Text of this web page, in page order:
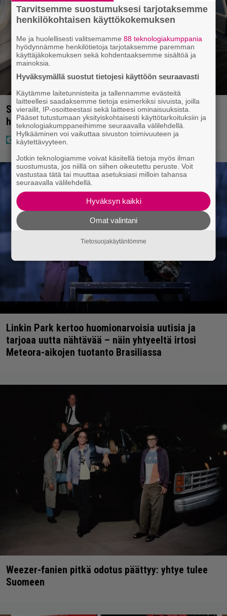
Sampo Kaulanen sai oudon tulehduksen – makaa
hoitolaitteessa nytkähdellen
Linkin Park kertoo huomionarvoisia uutisia ja
tarjoaa uutta nähtävää – näin yhtyeeltä irtosi
Meteora-aikojen tuotanto Brasiliassa
Weezer-fanien pitkä odotus päättyy: yhtye tulee
Suomeen
Tarvitsemme suostumuksesi tarjotaksemme
henkilökohtaisen käyttökokemuksen
Me ja huolellisesti valitsemamme88 teknologiakumppania
hyödynnämme henkilötietoja tarjotaksemme paremman
käyttäjäkokemuksen sekä kohdentaaksemme sisältöä ja
mainoksia.
Hyväksymällä suostut tietojesi käyttöön seuraavasti
Käytämme laitetunnisteita ja tallennamme evästeitä
laitteellesi saadaksemme tietoja esimerkiksi sivuista, joilla
vierailit, IP-osoitteestasi sekä laitteesi ominaisuuksista.
Pääset tutustumaan yksityiskohtaisesti käyttötarkoituksiin ja
teknologiakumppaneihimme seuraavalla välilehdellä.
Hylkääminen voi vaikuttaa sivuston toimivuuteen ja
käytettävyyteen.
Jotkin teknologiamme voivat käsitellä tietoja myös ilman
suostumusta, jos niillä on siihen oikeutettu peruste. Voit
vastustaa tätä tai muuttaa asetuksiasi milloin tahansa
seuraavalla välilehdellä.
Hyväksyn kaikki
Omat valintani
Tietosuojakäytäntömme